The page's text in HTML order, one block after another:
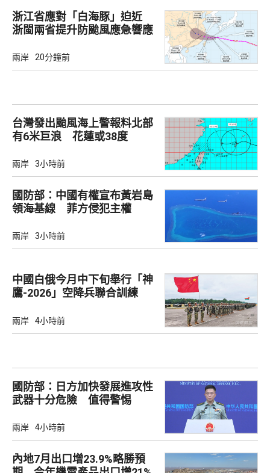
浙江省應對「白海豚」迫近
浙閩兩省提升防颱風應急響應
兩岸 20分鐘前
台灣發出颱風海上警報料北部
有6米巨浪 花蓮或38度
兩岸 3小時前
國防部：中國有權宣布黃岩島
領海基線 菲方侵犯主權
兩岸 3小時前
中國白俄今月中下旬舉行「神
鷹-2026」空降兵聯合訓練
兩岸 4小時前
國防部：日方加快發展進攻性
武器十分危險 值得警惕
兩岸 4小時前
內地7月出口增23.9%略勝預